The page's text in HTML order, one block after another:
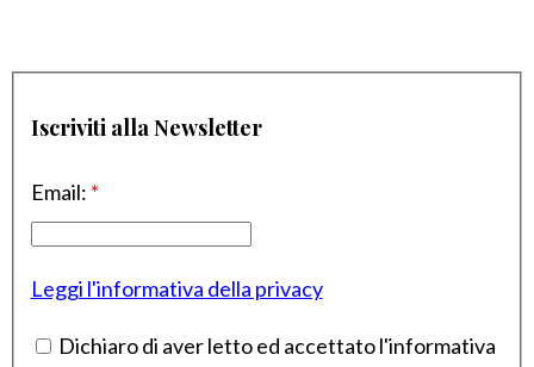
Iscriviti alla Newsletter
Email: *
Leggi l'informativa della privacy
Dichiaro di aver letto ed accettato l'informativa